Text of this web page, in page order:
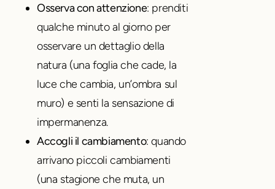
Osserva con attenzione: prenditi
qualche minuto al giorno per
osservare un dettaglio della
natura (una foglia che cade, la
luce che cambia, un’ombra sul
muro) e senti la sensazione di
impermanenza.
Accogli il cambiamento: quando
arrivano piccoli cambiamenti
(una stagione che muta, un